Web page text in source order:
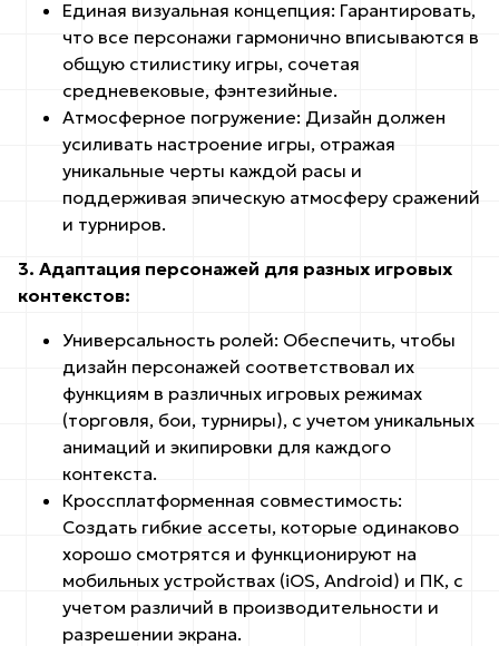
Единая визуальная концепция: Гарантировать,
что все персонажи гармонично вписываются в
общую стилистику игры, сочетая
средневековые, фэнтезийные.
Атмосферное погружение: Дизайн должен
усиливать настроение игры, отражая
уникальные черты каждой расы и
поддерживая эпическую атмосферу сражений
и турниров.
3. Адаптация персонажей для разных игровых
контекстов:
Универсальность ролей: Обеспечить, чтобы
дизайн персонажей соответствовал их
функциям в различных игровых режимах
(торговля, бои, турниры), с учетом уникальных
анимаций и экипировки для каждого
контекста.
Кроссплатформенная совместимость:
Создать гибкие ассеты, которые одинаково
хорошо смотрятся и функционируют на
мобильных устройствах (iOS, Android) и ПК, с
учетом различий в производительности и
разрешении экрана.